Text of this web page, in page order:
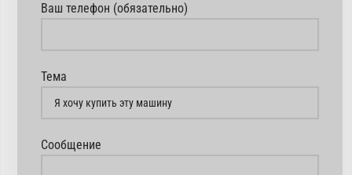
Ваш телефон (обязательно)
Тема
Сообщение